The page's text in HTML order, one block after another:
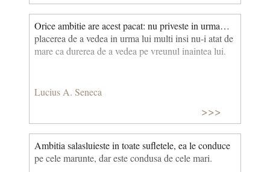
Orice ambitie are acest pacat: nu priveste in urma…
placerea de a vedea in urma lui multi insi nu-i atat de
mare ca durerea de a vedea pe vreunul inaintea lui.
Lucius A. Seneca
>>>
Ambitia salasluieste in toate sufletele, ea le conduce
pe cele marunte, dar este condusa de cele mari.